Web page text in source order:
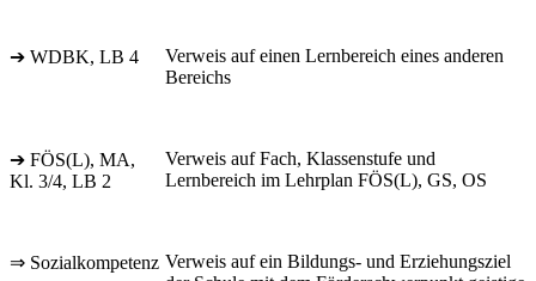
➔ WDBK, LB 4
Verweis auf einen Lernbereich eines anderen
Bereichs
➔ FÖS(L), MA,
Kl. 3/4, LB 2
Verweis auf Fach, Klassenstufe und
Lernbereich im Lehrplan FÖS(L), GS, OS
⇒ Sozialkompetenz Verweis auf ein Bildungs- und Erziehungsziel